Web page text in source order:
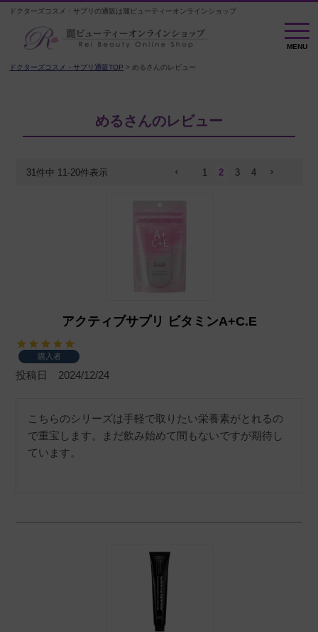
ドクターズコスメ・サプリの通販は麗ビューティーオンラインショップ
MENU
MENU
ドクターズコスメ・サプリ通販TOP めるさんのレビュー
めるさんのレビュー
31件中 11-20件表示 1 2 3 4
アクティブサプリ ビタミンA+C.E
購入者
投稿日 2024/12/24
こちらのシリーズは手軽で取りたい栄養素がとれるの
で重宝します。まだ飲み始めて間もないですが期待し
ています。